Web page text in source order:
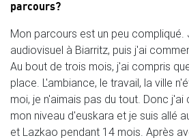
parcours?
Mon parcours est un peu compliqué.
audiovisuel à Biarritz, puis j'ai
Au bout de trois mois, j'ai compris
place. L'ambiance, le travail, la ville
moi, je n'aimais pas du tout. Donc
mon niveau d'euskara et je suis allé
et Lazkao pendant 14 mois. Après